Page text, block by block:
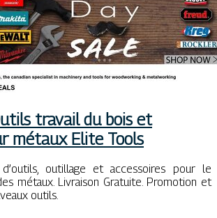
travail du bois et
métaux Elite Tools
outillage et accessoires pour le
métaux. Livraison Gratuite. Promotion et
outils.